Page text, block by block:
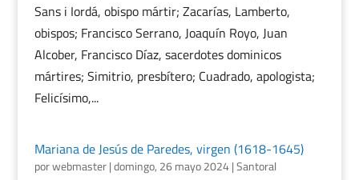
Sans i Iordá, obispo mártir; Zacarías, Lamberto,
obispos; Francisco Serrano, Joaquín Royo, Juan
Alcober, Francisco Díaz, sacerdotes dominicos
mártires; Simitrio, presbítero; Cuadrado, apologista;
Felicísimo,...
Mariana de Jesús de Paredes, virgen (1618-1645)
porwebmaster|domingo, 26 mayo 2024|Santoral